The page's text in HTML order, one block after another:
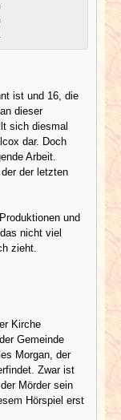
ist und 16, die
dieser
sich diesmal
dar. Doch
Arbeit.
der letzten
und
nicht viel
zieht.
Kirche
Gemeinde
Morgan, der
Zwar ist
Mörder sein
Hörspiel erst